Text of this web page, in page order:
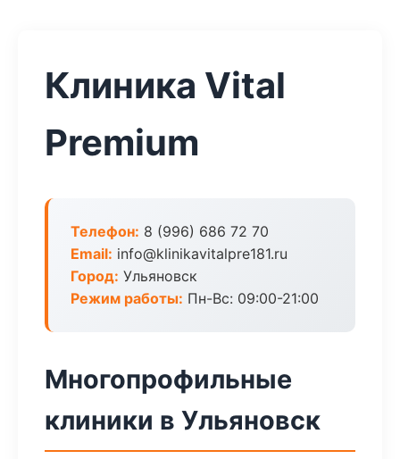
Клиника Vital
Premium
Телефон: 8 (996) 686 72 70
Email: info@klinikavitalpre181.ru
Город: Ульяновск
Режим работы: Пн-Вс: 09:00-21:00
Многопрофильные
клиники в Ульяновск